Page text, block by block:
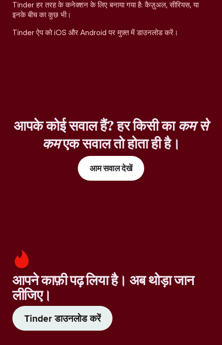
Tinder हर तरह के कनेक्शन के लिए बनाया गया है: कैज़ुअल, सीरियस, या
इनके बीच का कुछ भी।
Tinder ऐप को iOS और Android पर मुफ़्त में डाउनलोड करें।
आपके कोई सवाल हैं? हर किसी काकम से
कमएक सवाल तो होता ही है।
आम सवाल देखें
आपने काफ़ी पढ़ लिया है। अब थोड़ा जान
लीजिए।
Tinder डाउनलोड करें